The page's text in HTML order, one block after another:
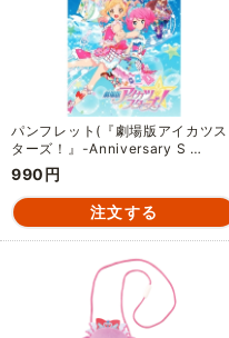
パンフレット(『劇場版アイカツス
ターズ！』-Anniversary S …
990円